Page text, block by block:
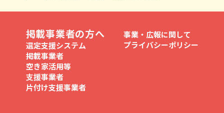
掲載事業者の方へ
選定支援システム
掲載事業者
空き家活用等
支援事業者
片付け支援事業者
事業・広報に関して
プライバシーポリシー